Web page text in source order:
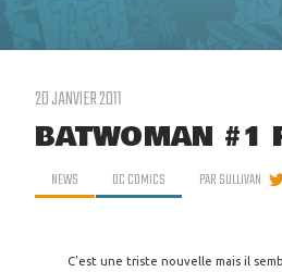
20 JANVIER 2011
BATWOMAN #1
NEWS DC COMICS PARSULLIVAN
C'est une triste nouvelle mais il